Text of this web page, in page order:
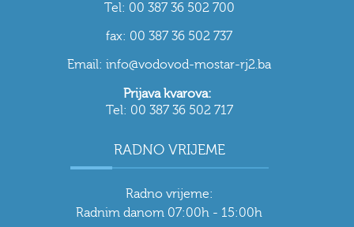
Tel: 00 387 36 502 700
fax: 00 387 36 502 737
Email: info@vodovod-mostar-rj2.ba
Prijava kvarova:
Tel: 00 387 36 502 717
RADNO VRIJEME
Radno vrijeme:
Radnim danom 07:00h - 15:00h